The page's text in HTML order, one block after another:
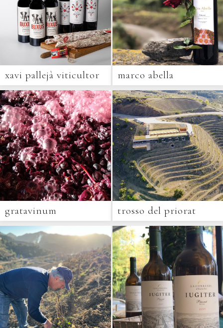
xavi pallejà viticultor marco abella
gratavinum trosso del priorat